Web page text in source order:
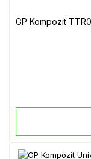
GP Kompozit